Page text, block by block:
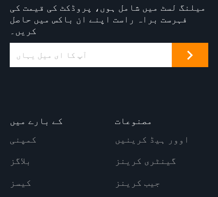
میلنگ لسٹ میں شامل ہوں، پروڈکٹ کی قیمت کی
فہرست براہ راست اپنے ان باکس میں حاصل
کریں۔
کے بارے میں
کمپنی
بلاگز
کیسز
مصنوعات
اوور ہیڈ کرینیں
گینٹری کرینز
جیب کرینز